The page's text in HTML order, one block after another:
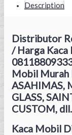
Description
Distributor
/ Harga Kaca
Mobil Murah
ASAHIMAS,
GLASS,
CUSTOM, dll.
Kaca Mobil